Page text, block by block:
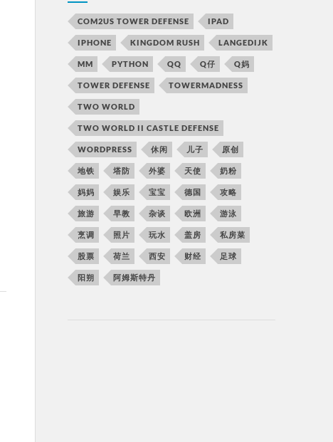
COM2US TOWER DEFENSE IPAD
IPHONE KINGDOM RUSH LANGEDIJK
MM PYTHON QQ Q仔 Q妈
TOWER DEFENSE TOWERMADNESS
TWO WORLD
TWO WORLD II CASTLE DEFENSE
WORDPRESS 休闲 儿子 原创
地铁 塔防 外婆 天使 奶粉
妈妈 娱乐 宝宝 德国 攻略
旅游 早教 杂谈 欧洲 游泳
烹调 照片 玩水 盖房 私房菜
股票 荷兰 西安 财经 足球
阳朔 阿姆斯特丹